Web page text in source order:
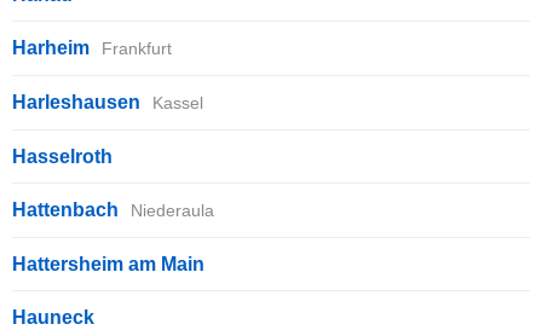
Harheim Frankfurt
Harleshausen Kassel
Hasselroth
Hattenbach Niederaula
Hattersheim am Main
Hauneck